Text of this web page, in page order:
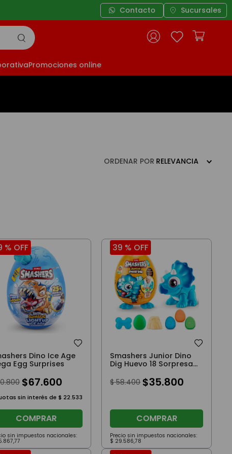
3 cuotas sin interés a partir de
Contacto Sucursales
Promociones online
ORDENAR POR RELEVANCIA
% OFF
Dino Ice Age
Egg Surprises
.800 $67.600
sin interés de $ 22.533
COMPRAR
sin impuestos nacionales:
.867,77
39 % OFF
Smashers Junior Dino
Dig Huevo 18 Sorpresas
Triceratops
$ 58.400 $35.800
COMPRAR
Precio sin impuestos nacionales:
$ 29.586,78